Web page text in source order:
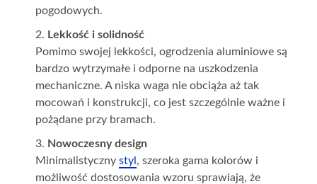
pogodowych.
Lekkość i solidność
Pomimo swojej lekkości, ogrodzenia aluminiowe są
bardzo wytrzymałe i odporne na uszkodzenia
mechaniczne. A niska waga nie obciąża aż tak
mocowań i konstrukcji, co jest szczególnie ważne i
pożądane przy bramach.
Nowoczesny design
Minimalistyczny styl, szeroka gama kolorów i
możliwość dostosowania wzoru sprawiają, że